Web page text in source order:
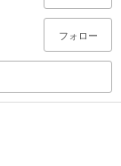
フォロー